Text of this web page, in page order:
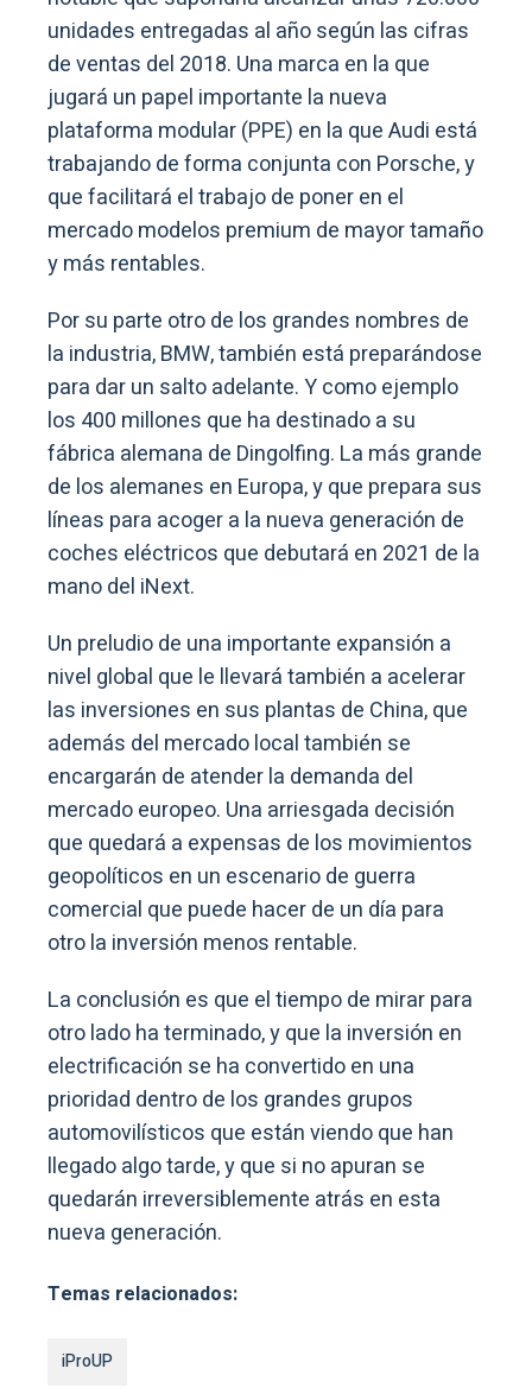
unidades entregadas al año según las cifras
de ventas del 2018. Una marca en la que
jugará un papel importante la nueva
plataforma modular (PPE) en la que Audi está
trabajando de forma conjunta con Porsche, y
que facilitará el trabajo de poner en el
mercado modelos premium de mayor tamaño
y más rentables.
Por su parte otro de los grandes nombres de
la industria, BMW, también está preparándose
para dar un salto adelante. Y como ejemplo
los 400 millones que ha destinado a su
fábrica alemana de Dingolfing. La más grande
de los alemanes en Europa, y que prepara sus
líneas para acoger a la nueva generación de
coches eléctricos que debutará en 2021 de la
mano del iNext.
Un preludio de una importante expansión a
nivel global que le llevará también a acelerar
las inversiones en sus plantas de China, que
además del mercado local también se
encargarán de atender la demanda del
mercado europeo. Una arriesgada decisión
que quedará a expensas de los movimientos
geopolíticos en un escenario de guerra
comercial que puede hacer de un día para
otro la inversión menos rentable.
La conclusión es que el tiempo de mirar para
otro lado ha terminado, y que la inversión en
electrificación se ha convertido en una
prioridad dentro de los grandes grupos
automovilísticos que están viendo que han
llegado algo tarde, y que si no apuran se
quedarán irreversiblemente atrás en esta
nueva generación.
Temas relacionados:
iProUP